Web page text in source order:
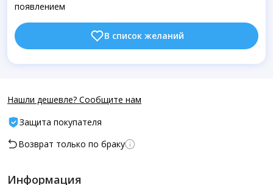
появлением
В список желаний
Нашли дешевле? Сообщите нам
Защита покупателя
Возврат только по браку
Информация